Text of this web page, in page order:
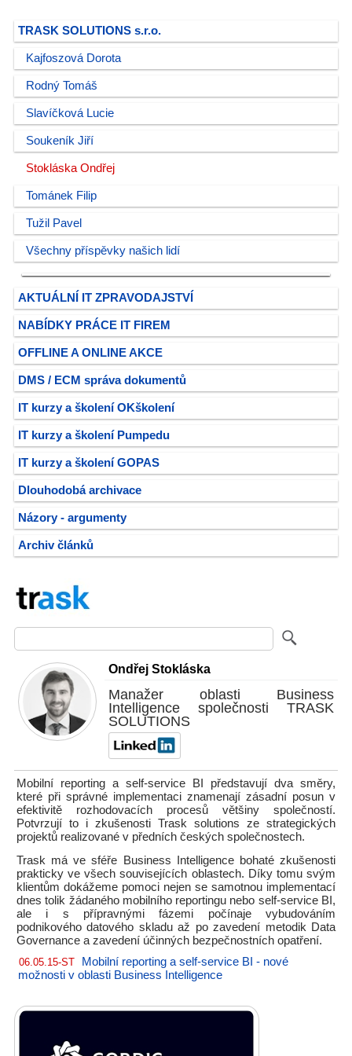
TRASK SOLUTIONS s.r.o.
Kajfoszová Dorota
Rodný Tomáš
Slavíčková Lucie
Soukeník Jiří
Stokláska Ondřej
Tománek Filip
Tužil Pavel
Všechny příspěvky našich lidí
AKTUÁLNÍ IT ZPRAVODAJSTVÍ
NABÍDKY PRÁCE IT FIREM
OFFLINE A ONLINE AKCE
DMS / ECM správa dokumentů
IT kurzy a školení OKškolení
IT kurzy a školení Pumpedu
IT kurzy a školení GOPAS
Dlouhodobá archivace
Názory - argumenty
Archiv článků
Ondřej Stokláska
Manažer oblasti Business
Intelligence společnosti TRASK
SOLUTIONS
Mobilní reporting a self-service BI představují dva směry,
které při správné implementaci znamenají zásadní posun v
efektivitě rozhodovacích procesů většiny společností.
Potvrzují to i zkušenosti Trask solutions ze strategických
projektů realizované v předních českých společnostech.
Trask má ve sféře Business Intelligence bohaté zkušenosti
prakticky ve všech souvisejících oblastech. Díky tomu svým
klientům dokážeme pomoci nejen se samotnou implementací
dnes tolik žádaného mobilního reportingu nebo self-service BI,
ale i s přípravnými fázemi počínaje vybudováním
podnikového datového skladu až po zavedení metodik Data
Governance a zavedení účinných bezpečnostních opatření.
06.05.15-ST
Mobilní reporting a self-service BI - nové
možnosti v oblasti Business Intelligence